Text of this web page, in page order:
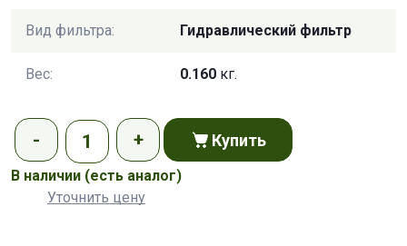
Вид фильтра: Гидравлический фильтр
Вес: 0.160 кг.
Купить
В наличии (есть аналог)
Уточнить цену